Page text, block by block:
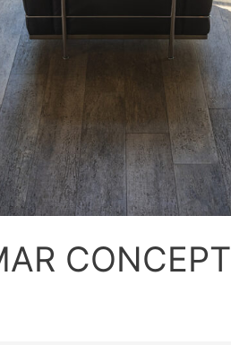
CONCEPT